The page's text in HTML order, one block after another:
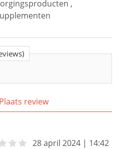
,
Plaats review
28 april 2024 | 14:42